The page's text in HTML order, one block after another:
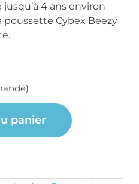
jusqu’à 4 ans environ
poussette Cybex Beezy
panier